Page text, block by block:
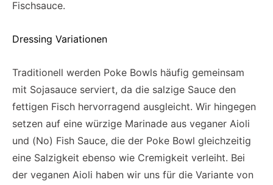
Fischsauce.
Dressing Variationen
Traditionell werden Poke Bowls häufig gemeinsam
mit Sojasauce serviert, da die salzige Sauce den
fettigen Fisch hervorragend ausgleicht. Wir hingegen
setzen auf eine würzige Marinade aus veganer Aioli
und (No) Fish Sauce, die der Poke Bowl gleichzeitig
eine Salzigkeit ebenso wie Cremigkeit verleiht. Bei
der veganen Aioli haben wir uns für die Variante von